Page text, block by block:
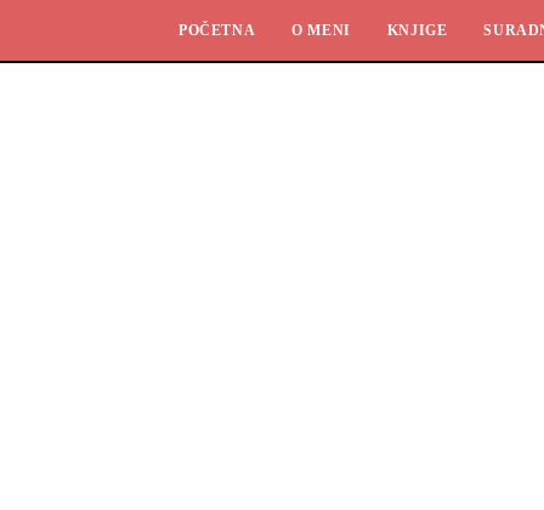
POČETNA O MENI KNJIGE